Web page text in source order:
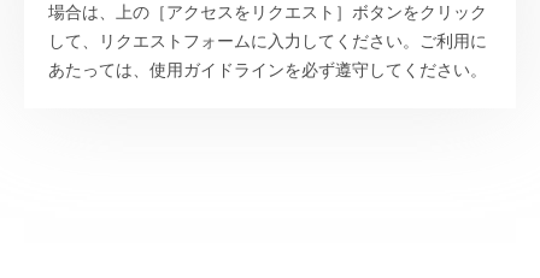
場合は、上の［アクセスをリクエスト］ボタンをクリック
して、リクエストフォームに入力してください。ご利用に
あたっては、使用ガイドラインを必ず遵守してください。